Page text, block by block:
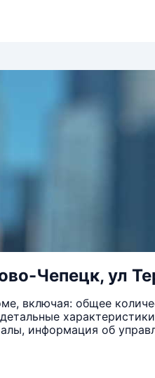
Чепецк, ул
включая: общее
информация об